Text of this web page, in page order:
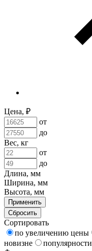
Цена, ₽
от
до
Вес, кг
от
до
Длина, мм
Ширина, мм
Высота, мм
Применить
Сбросить
Сортировать
по увеличению цены
новизне
популярности